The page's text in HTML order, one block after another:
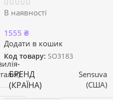
В наявності
1555 ₴
Додати в кошик
Код товару: SO3183
БРЕНД
(КРАЇНА)
Sensuva
(США)